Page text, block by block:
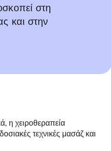
στη
και στην
η χειροθεραπεία
τεχνικές μασάζ και